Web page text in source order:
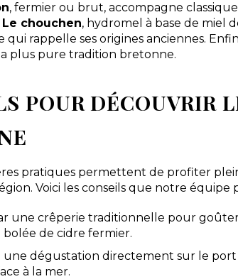
, fermier ou brut, accompagne
Le chouchen, hydromel à base de miel
qui rappelle ses origines anciennes.
plus pure tradition bretonne.
POUR DÉCOUVRIR
pratiques permettent de profiter
Voici les conseils que notre
une crêperie traditionnelle pour
bolée de cidre fermier.
une dégustation directement sur le
à la mer.